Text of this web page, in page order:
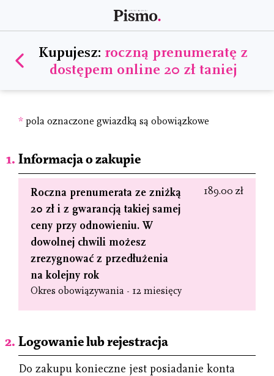
Kupujesz: roczną prenumeratę z
dostępem online 20 zł taniej
* pola oznaczone gwiazdką są obowiązkowe
Informacja o zakupie
Roczna prenumerata ze zniżką
20 zł i z gwarancją takiej samej
ceny przy odnowieniu. W
dowolnej chwili możesz
zrezygnować z przedłużenia
na kolejny rok
189.00 zł
Okres obowiązywania - 12 miesięcy
Logowanie lub rejestracja
Do zakupu konieczne jest posiadanie konta